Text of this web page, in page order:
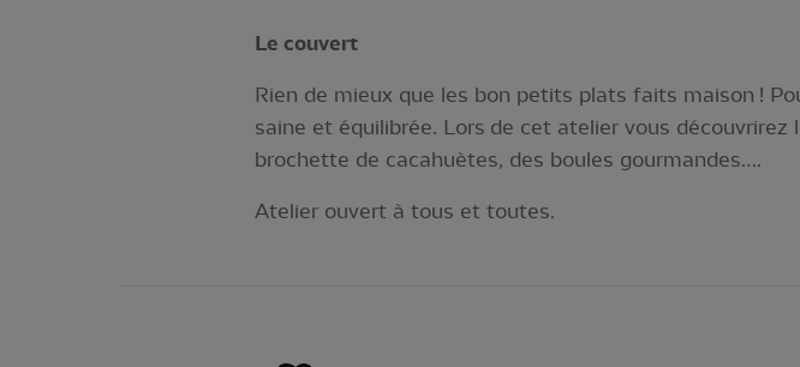
Le couvert
Rien de mieux que les bon petits plats faits maison !
saine et équilibrée. Lors de cet atelier vous
brochette de cacahuètes, des boules gourmandes….
Atelier ouvert à tous et toutes.